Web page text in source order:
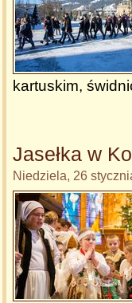
kartuskim,
Jasełka w
Niedziela, 26